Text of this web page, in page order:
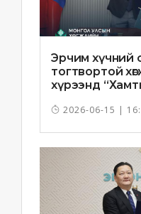
Эрчим хүчний
тогтвортой
хүрээнд
2026-06-15 |